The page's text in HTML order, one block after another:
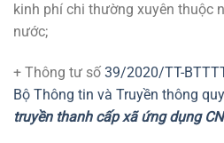
kinh phí chi thường xuyên thuộc
nước;
+ Thông tư số 39/2020/TT-
Bộ Thông tin và Truyền thông
truyền thanh cấp xã ứng dụng